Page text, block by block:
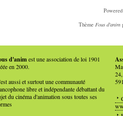
ThèmeFous d'anim
d'animest une association de loi 1901
en 2000.
aussi et surtout une communauté
libre et indépendante débattant du
du cinéma d'animation sous toutes ses